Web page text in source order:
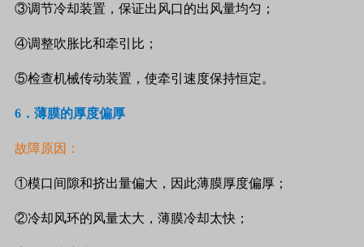
③调节冷却装置，保证出风口的出风量均匀；
④调整吹胀比和牵引比；
⑤检查机械传动装置，使牵引速度保持恒定。
6 ．薄膜的厚度偏厚
故障原因：
①模口间隙和挤出量偏大，因此薄膜厚度偏厚；
②冷却风环的风量太大，薄膜冷却太快；